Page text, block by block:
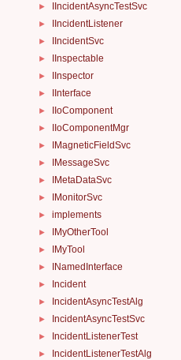
► IIncidentAsyncTestSvc
► IIncidentListener
► IIncidentSvc
► IInspectable
► IInspector
► IInterface
► IIoComponent
► IIoComponentMgr
► IMagneticFieldSvc
► IMessageSvc
► IMetaDataSvc
► IMonitorSvc
► implements
► IMyOtherTool
► IMyTool
► INamedInterface
► Incident
► IncidentAsyncTestAlg
► IncidentAsyncTestSvc
► IncidentListenerTest
► IncidentListenerTestAlg